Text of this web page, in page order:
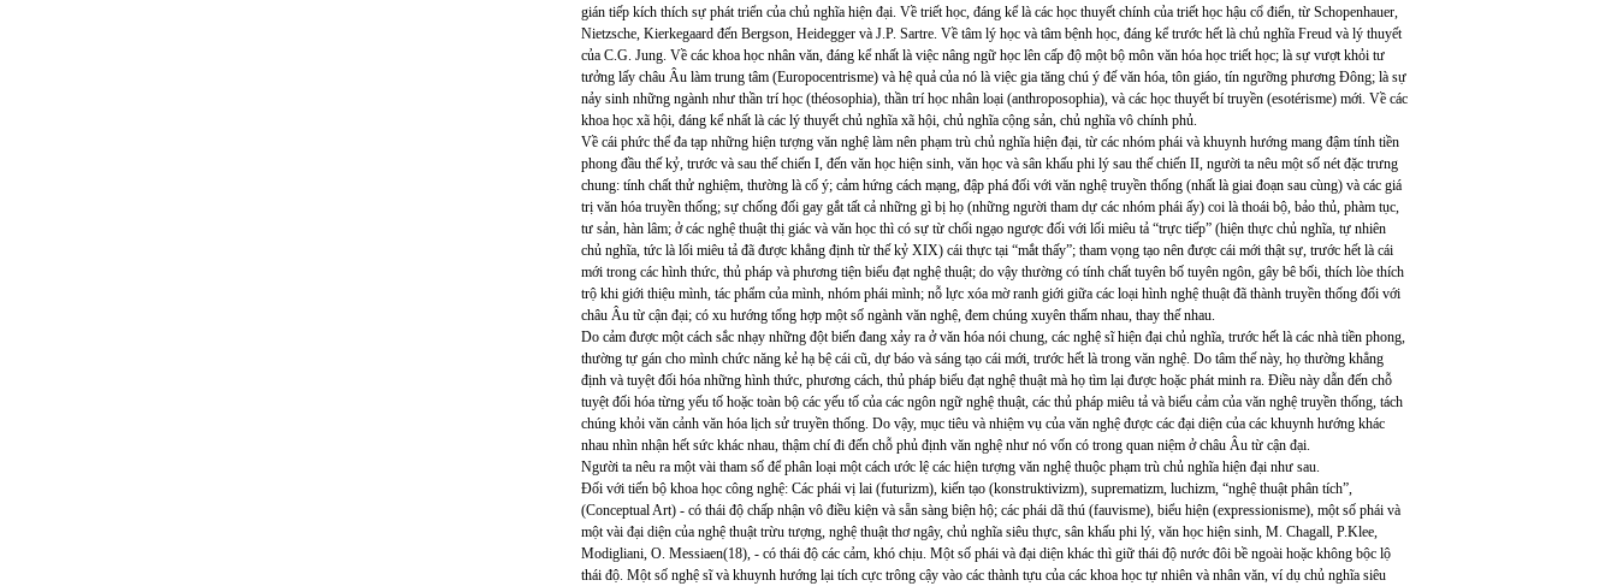
gián tiếp kích thích sự phát triển của chủ nghĩa hiện đại. Về triết học, đáng kể là các học thuyết chính của triết học hậu cổ điển, từ Schopenhauer,
Nietzsche, Kierkegaard đến Bergson, Heidegger và J.P. Sartre. Về tâm lý học và tâm bệnh học, đáng kể trước hết là chủ nghĩa Freud và lý thuyết
của C.G. Jung. Về các khoa học nhân văn, đáng kể nhất là việc nâng ngữ học lên cấp độ một bộ môn văn hóa học triết học; là sự vượt khỏi tư
tưởng lấy châu Âu làm trung tâm (Europocentrisme) và hệ quả của nó là việc gia tăng chú ý đế văn hóa, tôn giáo, tín ngưỡng phương Đông; là sự
nảy sinh những ngành như thần trí học (théosophia), thần trí học nhân loại (anthroposophia), và các học thuyết bí truyền (esotérisme) mới. Về các
khoa học xã hội, đáng kể nhất là các lý thuyết chủ nghĩa xã hội, chủ nghĩa cộng sản, chủ nghĩa vô chính phủ.
Về cái phức thể đa tạp những hiện tượng văn nghệ làm nên phạm trù chủ nghĩa hiện đại, từ các nhóm phái và khuynh hướng mang đậm tính tiền
phong đầu thế kỷ, trước và sau thế chiến I, đến văn học hiện sinh, văn học và sân khấu phi lý sau thế chiến II, người ta nêu một số nét đặc trưng
chung: tính chất thử nghiệm, thường là cố ý; cảm hứng cách mạng, đập phá đối với văn nghệ truyền thống (nhất là giai đoạn sau cùng) và các giá
trị văn hóa truyền thống; sự chống đối gay gắt tất cả những gì bị họ (những người tham dự các nhóm phái ấy) coi là thoái bộ, bảo thủ, phàm tục,
tư sản, hàn lâm; ở các nghệ thuật thị giác và văn học thì có sự từ chối ngạo ngược đối với lối miêu tả “trực tiếp” (hiện thực chủ nghĩa, tự nhiên
chủ nghĩa, tức là lối miêu tả đã được khẳng định từ thế kỷ XIX) cái thực tại “mắt thấy”; tham vọng tạo nên được cái mới thật sự, trước hết là cái
mới trong các hình thức, thủ pháp và phương tiện biểu đạt nghệ thuật; do vậy thường có tính chất tuyên bố tuyên ngôn, gây bê bối, thích lòe thích
trộ khi giới thiệu mình, tác phẩm của mình, nhóm phái mình; nỗ lực xóa mờ ranh giới giữa các loại hình nghệ thuật đã thành truyền thống đối với
châu Âu từ cận đại; có xu hướng tổng hợp một số ngành văn nghệ, đem chúng xuyên thấm nhau, thay thế nhau.
Do cảm được một cách sắc nhạy những đột biến đang xảy ra ở văn hóa nói chung, các nghệ sĩ hiện đại chủ nghĩa, trước hết là các nhà tiền phong,
thường tự gán cho mình chức năng kẻ hạ bệ cái cũ, dự báo và sáng tạo cái mới, trước hết là trong văn nghệ. Do tâm thế này, họ thường khẳng
định và tuyệt đối hóa những hình thức, phương cách, thủ pháp biểu đạt nghệ thuật mà họ tìm lại được hoặc phát minh ra. Điều này dẫn đến chỗ
tuyệt đối hóa từng yếu tố hoặc toàn bộ các yếu tố của các ngôn ngữ nghệ thuật, các thủ pháp miêu tả và biểu cảm của văn nghệ truyền thống, tách
chúng khỏi văn cảnh văn hóa lịch sử truyền thống. Do vậy, mục tiêu và nhiệm vụ của văn nghệ được các đại diện của các khuynh hướng khác
nhau nhìn nhận hết sức khác nhau, thậm chí đi đến chỗ phủ định văn nghệ như nó vốn có trong quan niệm ở châu Âu từ cận đại.
Người ta nêu ra một vài tham số để phân loại một cách ước lệ các hiện tượng văn nghệ thuộc phạm trù chủ nghĩa hiện đại như sau.
Đối với tiến bộ khoa học công nghệ: Các phái vị lai (futurizm), kiến tạo (konstruktivizm), suprematizm, luchizm, “nghệ thuật phân tích”,
(Conceptual Art) - có thái độ chấp nhận vô điều kiện và sẵn sàng biện hộ; các phái dã thú (fauvisme), biểu hiện (expressionisme), một số phái và
một vài đại diện của nghệ thuật trừu tượng, nghệ thuật thơ ngây, chủ nghĩa siêu thực, sân khấu phi lý, văn học hiện sinh, M. Chagall, P.Klee,
Modigliani, O. Messiaen(18), - có thái độ các cảm, khó chịu. Một số phái và đại diện khác thì giữ thái độ nước đôi bề ngoài hoặc không bộc lộ
thái độ. Một số nghệ sĩ và khuynh hướng lại tích cực trông cậy vào các thành tựu của các khoa học tự nhiên và nhân văn, ví dụ chủ nghĩa siêu